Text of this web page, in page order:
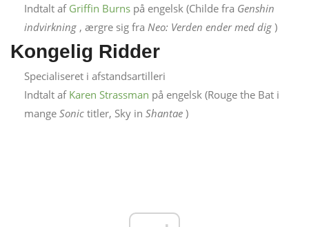
Indtalt af Griffin Burns på engelsk (Childe fra Genshin
indvirkning , ærgre sig fra Neo: Verden ender med dig )
Kongelig Ridder
Specialiseret i afstandsartilleri
Indtalt af Karen Strassman på engelsk (Rouge the Bat i
mange Sonic titler, Sky in Shantae )